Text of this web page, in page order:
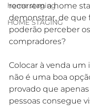
home staging
HOME STAGING
recorrem a home
demonstrar, de que
poderão perceber
compradores?
Colocar à venda um
não é uma boa
provado que apenas
pessoas consegue